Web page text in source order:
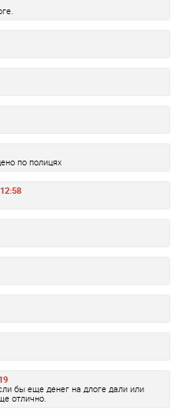
по полицях
бы еще денег на длоге дали или
отлично.